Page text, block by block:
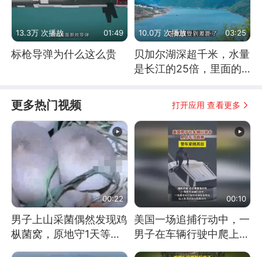
13.3万 次播放 01:49
标枪导弹为什么这么贵
10.0万 次播放 03:25
贝加尔湖深超千米，水量
是长江的25倍，里面的
更多热门视频 打开应用 查看更多
00:22
男子上山采菌偶然发现鸡
枞菌窝，原地守1天等它
00:10
美国一场追捕行动中，一
男子在车辆行驶中爬上车